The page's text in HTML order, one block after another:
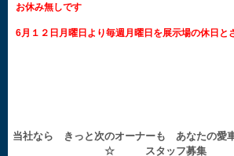
お休み無しです
6月１２日月曜日より毎週月曜日を展示場の休日と
当社なら きっと次のオーナーも あなたの愛
☆ スタッフ募集